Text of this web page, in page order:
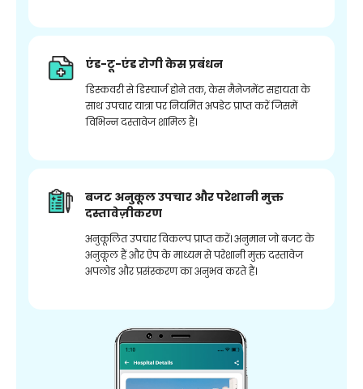
एंड-टू-एंड रोगी केस प्रबंधन
डिस्कवरी से डिस्चार्ज होने तक, केस मैनेजमेंट सहायता के
साथ उपचार यात्रा पर नियमित अपडेट प्राप्त करें जिसमें
विभिन्न दस्तावेज शामिल हैं।
बजट अनुकूल उपचार और परेशानी मुक्त
दस्तावेज़ीकरण
अनुकूलित उपचार विकल्प प्राप्त करें। अनुमान जो बजट के
अनुकूल हैं और ऐप के माध्यम से परेशानी मुक्त दस्तावेज
अपलोड और प्रसंस्करण का अनुभव करते हैं।